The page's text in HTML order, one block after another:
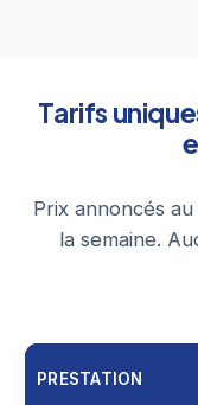
Tarifs
Prix annoncés
la semaine.
PRESTATION